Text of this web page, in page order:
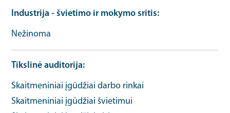
Industrija - švietimo ir mokymo sritis
Nežinoma
Tikslinė auditorija
Skaitmeniniai įgūdžiai darbo rinkai
Skaitmeniniai įgūdžiai švietimui